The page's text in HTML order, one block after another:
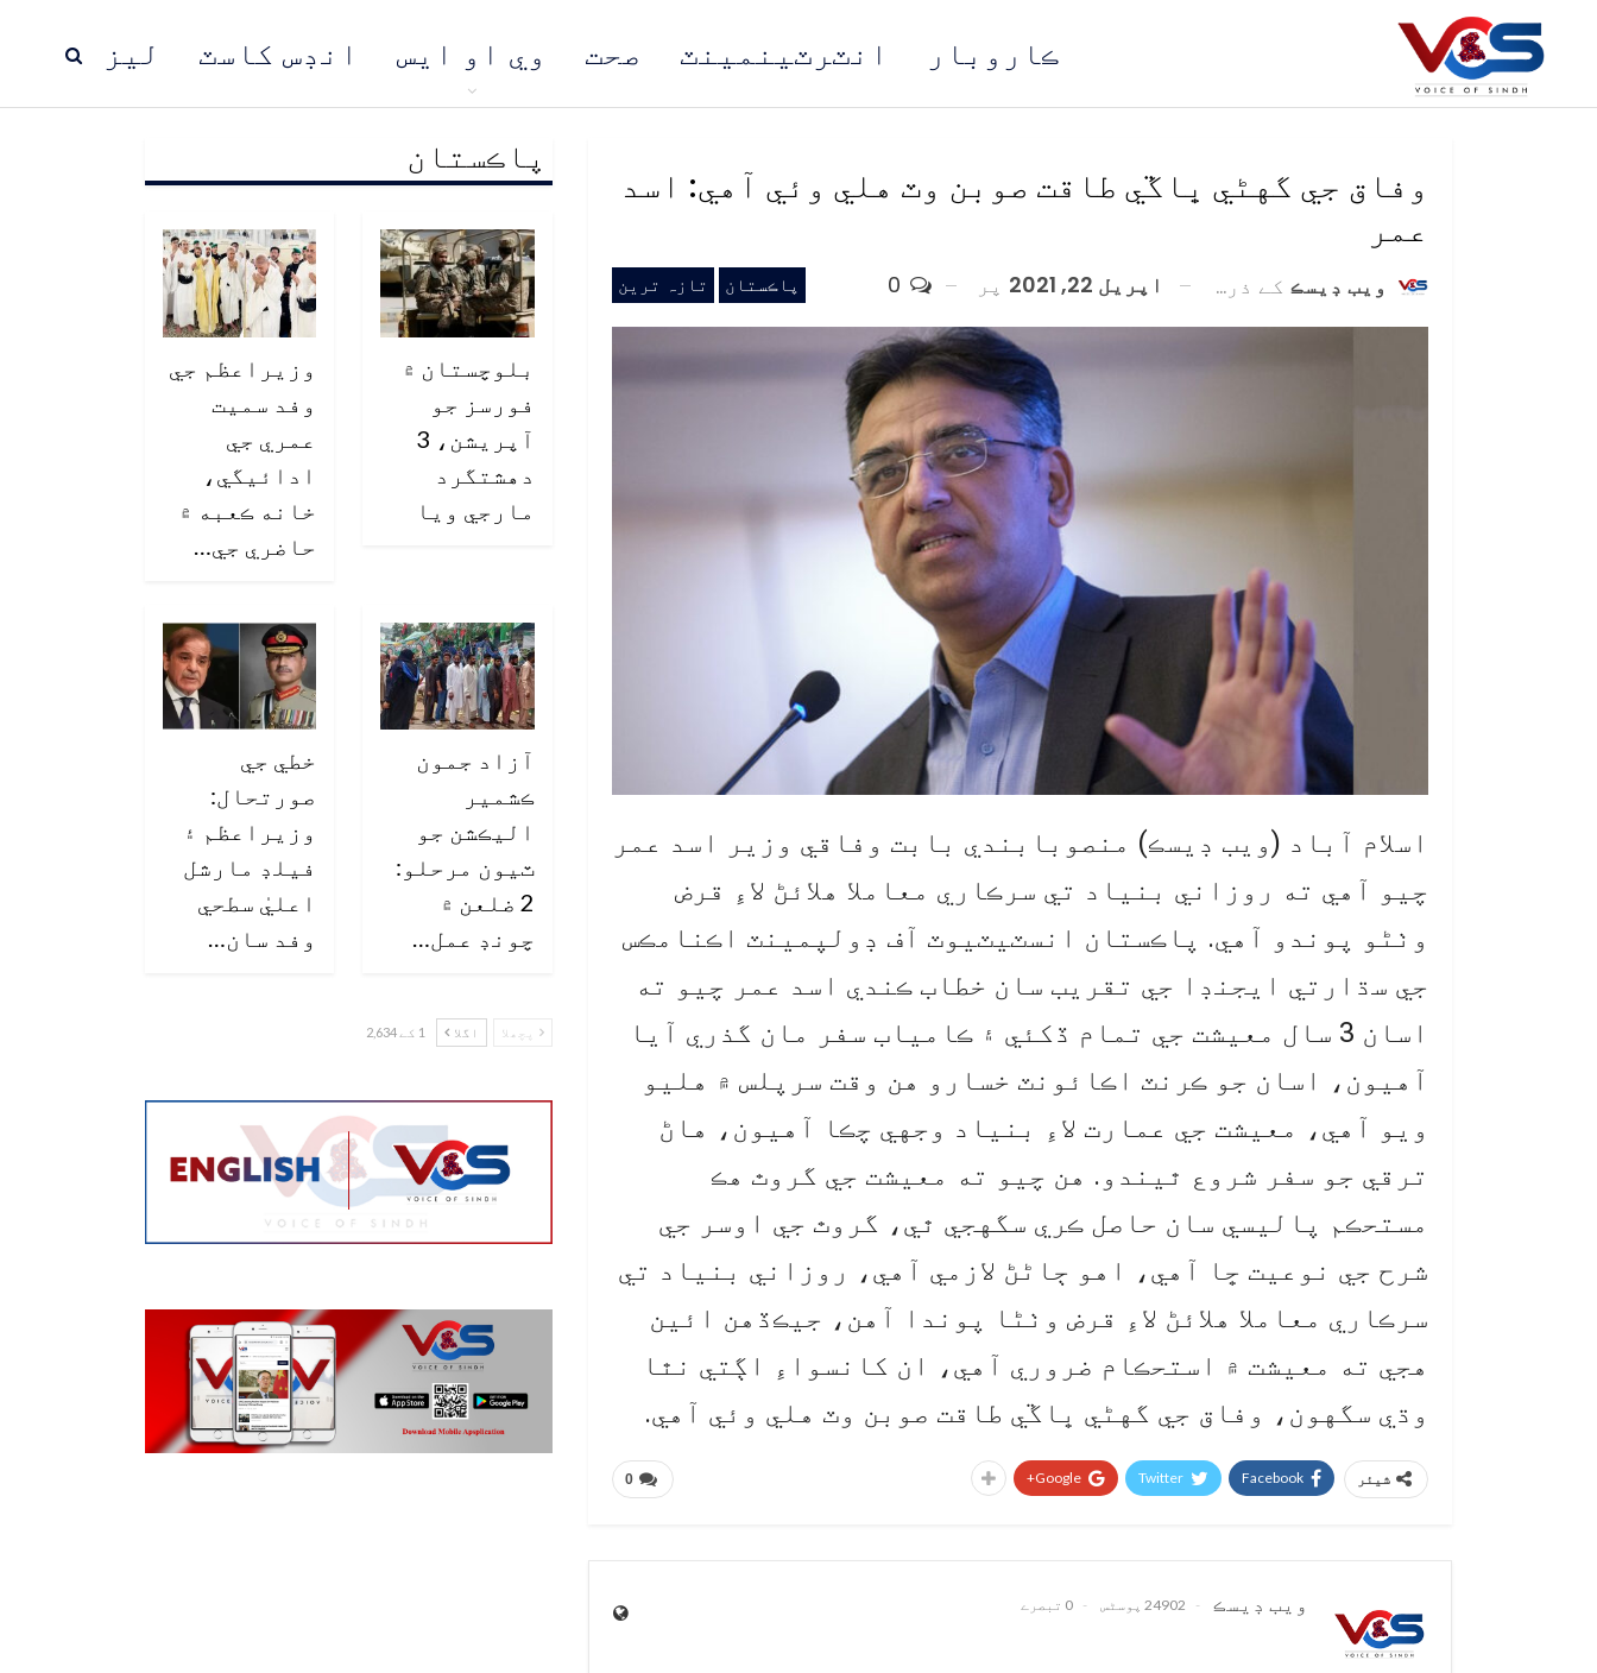
ليز انڊس کاسٽ وي او ايس صحت انٽرٽينمينٽ ڪاروبار
پاڪستان مُنڍ
وفاق جي گهڻي ڀاڱي طاقت صوبن وٽ هلي وئي آهي: اسد
عمر
پاڪستان تازہ ترین ويب ڊيسڪ کے ذریعہ اپریل 22, 2021 پر
اسلام آباد (ويب ڊيسڪ) منصوبابندي بابت وفاقي وزير اسد عمر
چيو آهي ته روزاني بنياد تي سرڪاري معاملا هلائڻ لاءِ قرض
وٺڻو پوندو آهي. پاڪستان انسٽيٽيوٽ آف ڊولپمينٽ اڪنامڪس
جي سڌارتي ايجنڊا جي تقريب سان خطاب ڪندي اسد عمر چيو ته
اسان 3 سال معيشت جي تمام ڏکئي ۽ ڪامياب سفر مان گذري آيا
آهيون، اسان جو ڪرنٽ اڪائونٽ خسارو هن وقت سرپلس ۾ هليو
ويو آهي، معيشت جي عمارت لاءِ بنياد وجهي چڪا آهيون، هاڻ
ترقي جو سفر شروع ٿيندو. هن چيو ته معيشت جي گروٿ هڪ
مستحڪم پاليسي سان حاصل ڪري سگهجي ٿي، گروٿ جي اوسر جي
شرح جي نوعيت ڇا آهي، اهو ڄاڻڻ لازمي آهي، روزاني بنياد تي
سرڪاري معاملا هلائڻ لاءِ قرض وٺڻا پوندا آهن، جيڪڏهن ائين
هجي ته معيشت ۾ استحڪام ضروري آهي، ان کانسواءِ اڳتي نٿا
وڌي سگهون، وفاق جي گهڻي ڀاڱي طاقت صوبن وٽ هلي وئي آهي.
0 شیئر Facebook
Twitter
Google+
ويب ڊيسڪ 24902 پوسٹس 0 تبصرے
پاڪستان
بلوچستان ۾
فورسز جو
آپريشن، 3
دهشتگرد
مارجي ويا
وزيراعظم جي
وفد سميت
عمري جي
ادائيگي،
خانه ڪعبه ۾
حاضري جي…
آزاد جمون
ڪشمير
اليڪشن جو
ٽيون مرحلو:
2 ضلعن ۾
چونڊ عمل…
خطي جي
صورتحال:
وزيراعظم ۽
فيلڊ مارشل
اعليٰ سطحي
وفد سان…
پچھلا اگلا 1 کے 2,634